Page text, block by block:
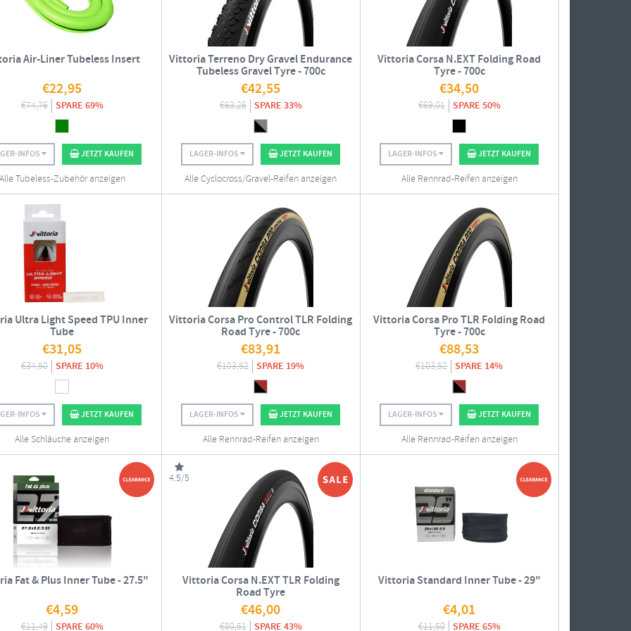
Air-Liner Tubeless Insert
€22,95
€74,76 SPARE 69%
INFOS JETZT KAUFEN
Alle Tubeless-Zubehör anzeigen
Vittoria Terreno Dry Gravel Endurance
Tubeless Gravel Tyre - 700c
€42,55
€63,26 SPARE 33%
LAGER-INFOS JETZT KAUFEN
Alle Cyclocross/Gravel-Reifen anzeigen
Vittoria Corsa N.EXT Folding Road
Tyre - 700c
€34,50
€69,01 SPARE 50%
LAGER-INFOS JETZT KAUFEN
Alle Rennrad-Reifen anzeigen
Ultra Light Speed TPU Inner
Tube
€31,05
€34,50 SPARE 10%
INFOS JETZT KAUFEN
Alle Schläuche anzeigen
Vittoria Corsa Pro Control TLR Folding
Road Tyre - 700c
€83,91
€103,52 SPARE 19%
LAGER-INFOS JETZT KAUFEN
Alle Rennrad-Reifen anzeigen
Vittoria Corsa Pro TLR Folding Road
Tyre - 700c
€88,53
€103,52 SPARE 14%
LAGER-INFOS JETZT KAUFEN
Alle Rennrad-Reifen anzeigen
Fat & Plus Inner Tube - 27.5"
€4,59
€11,49 SPARE 60%
4.5/5
Vittoria Corsa N.EXT TLR Folding
Road Tyre
€46,00
€80,51 SPARE 43%
Vittoria Standard Inner Tube - 29"
€4,01
€11,50 SPARE 65%